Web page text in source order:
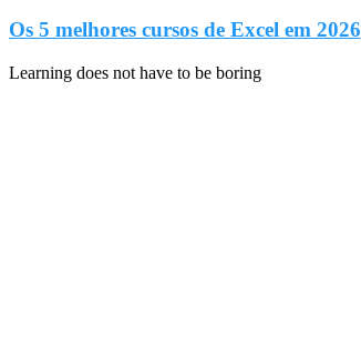
Os 5 melhores cursos de Excel em 2026
Learning does not have to be boring